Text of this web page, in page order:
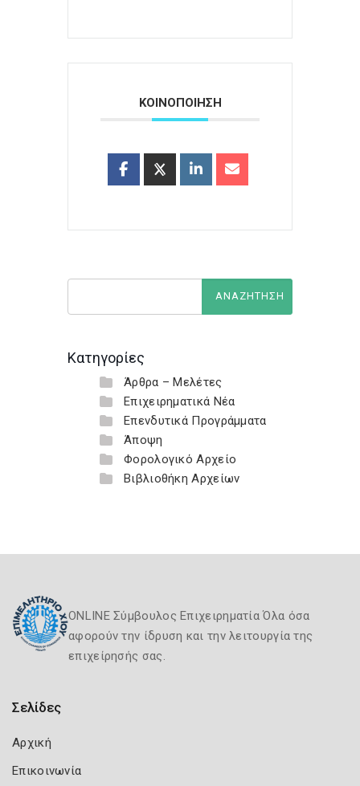
ΚΟΙΝΟΠΟΙΗΣΗ
Κατηγορίες
Άρθρα – Μελέτες
Επιχειρηματικά Νέα
Επενδυτικά Προγράμματα
Άποψη
Φορολογικό Αρχείο
Βιβλιοθήκη Αρχείων
ONLINE Σύμβουλος Επιχειρηματία Όλα όσα
αφορούν την ίδρυση και την λειτουργία της
επιχείρησής σας.
Σελίδες
Αρχική
Επικοινωνία